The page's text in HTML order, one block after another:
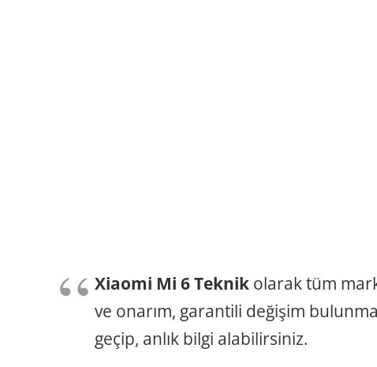
Xiaomi Mi 6 Teknik olarak tüm
ve onarım, garantili değişim
geçip, anlık bilgi alabilirsiniz.